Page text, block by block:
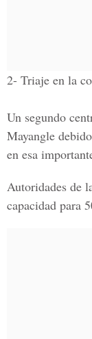
2- Triaje en la
Un segundo
Mayangle
en esa
Autoridades de
capacidad para